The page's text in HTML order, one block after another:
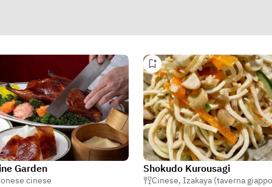
Garden
cinese
Shokudo Kurousagi
Cinese, Izakaya (taverna